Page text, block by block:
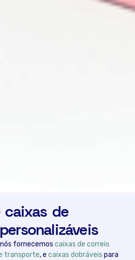
caixas de
fornecemos caixas de correio
transporte, e caixas dobráveis para